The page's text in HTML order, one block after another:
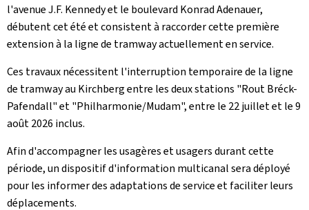
l'avenue J.F. Kennedy et le boulevard Konrad Adenauer,
débutent cet été et consistent à raccorder cette première
extension à la ligne de tramway actuellement en service.
Ces travaux nécessitent l'interruption temporaire de la ligne
de tramway au Kirchberg entre les deux stations "Rout Bréck-
Pafendall" et "Philharmonie/Mudam", entre le 22 juillet et le 9
août 2026 inclus.
Afin d'accompagner les usagères et usagers durant cette
période, un dispositif d'information multicanal sera déployé
pour les informer des adaptations de service et faciliter leurs
déplacements.